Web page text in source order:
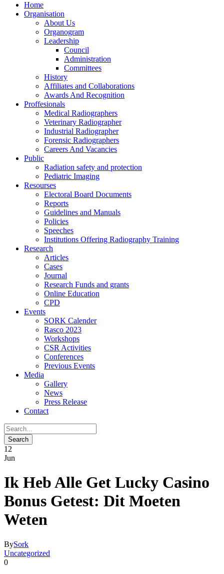
Home
Organisation
About Us
Organogram
Leadership
Council
Administration
Committees
History
Affiliates and Collaborations
Awards And Recognition
Proffesionals
Medical Radiographers
Veterinary Radiographer
Industrial Radiographer
Forensic Radiographers
Careers And Vacancies
Public
Radiation safety and protection
Pediatric Imaging
Resourses
Electoral Board Documents
Reports
Guidelines and Manuals
Policies
Speeches
Institutions Offering Radiography Training
Research
Articles
Cases
Journal
Research Funds and grants
Online Education
CPD
Events
SORK Calender
Rasco 2023
Workshops
CSR Activities
Conferences
Previous Events
Media
Gallery
News
Press Release
Contact
12
Jun
Ik Heb Alle Get Lucky Casino
Bonus Getest: Dit Moeten
Weten
BySork
Uncategorized
0